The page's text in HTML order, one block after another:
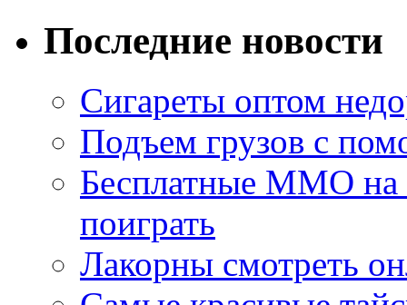
Последние новости
Сигареты оптом
Подъем грузов с
Бесплатные MMO
поиграть
Лакорны смотреть